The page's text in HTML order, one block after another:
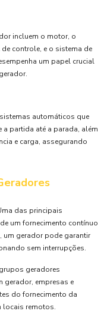
incluem o motor, o
controle, e o sistema de
um papel crucial
automáticos que
partida até a parada, além
e carga, assegurando
das principais
um fornecimento contínuo
um gerador pode garantir
sem interrupções.
geradores
gerador, empresas e
do fornecimento da
locais remotos.